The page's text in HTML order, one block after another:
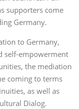
supporters come
Germany.
to Germany,
self-empowerment
the mediation
coming to terms
as well as
Dialog.